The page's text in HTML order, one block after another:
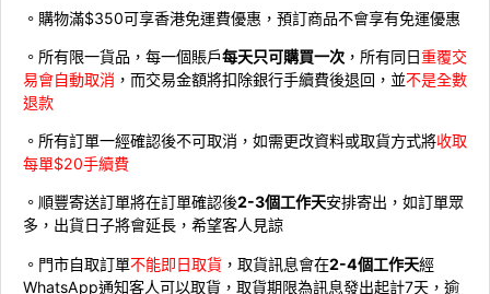
。購物滿$350可享香港免運費優惠，預訂商品不會享有免運優惠
。所有限一貨品，每一個賬戶每天只可購買一次 ，所有同日重覆交
易會自動取消 ，而交易金額將扣除銀行手續費後退回，並不是全數
退款
。所有訂單一經確認後不可取消，如需更改資料或取貨方式將收取
每單$20手續費
。順豐寄送訂單將在訂單確認後2-3個工作天安排寄出，如訂單眾
多，出貨日子將會延長，希望客人見諒
。門市自取訂單不能即日取貨 ，取貨訊息會在2-4個工作天經
WhatsApp通知客人可以取貨，取貨期限為訊息發出起計7天，逾